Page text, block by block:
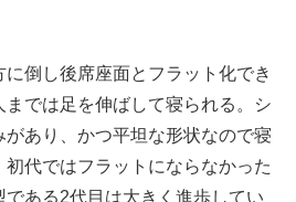
倒し後席座面とフラット化でき
では足を伸ばして寝られる。シ
あり、かつ平坦な形状なので寝
代ではフラットにならなかった
ある2代目は大きく進歩してい